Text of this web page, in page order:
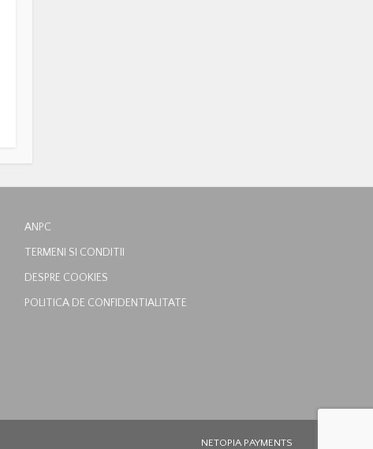
ANPC
TERMENI SI CONDITII
DESPRE COOKIES
POLITICA DE CONFIDENTIALITATE
NETOPIA PAYMENTS